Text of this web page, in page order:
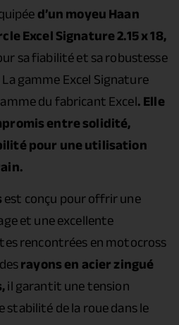
d’un moyeu Haan
Excel Signature 2.15 x 18,
sa fiabilité et sa robustesse
gamme Excel Signature
du fabricant Excel. Elle
entre solidité,
pour une utilisation
est conçu pour offrir une
et une excellente
rencontrées en motocross
rayons en acier zingué
il garantit une tension
de la roue dans le